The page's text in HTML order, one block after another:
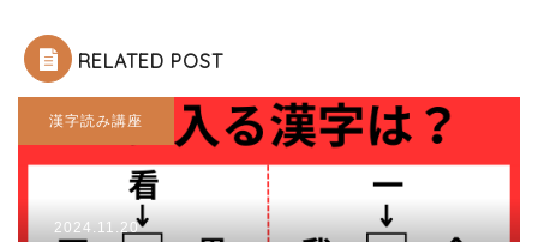
RELATED POST
漢字読み講座
2024.11.20